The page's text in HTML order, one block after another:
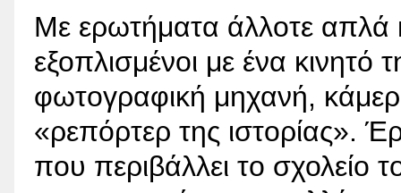
Με ερωτήματα άλλοτε απλά
εξοπλισμένοι με ένα
φωτογραφική μηχανή,
«ρεπόρτερ της ιστορίας».
που περιβάλλει το σχολείο